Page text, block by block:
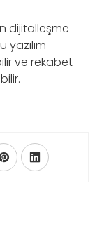
dijitalleşme
yazılım
ve rekabet